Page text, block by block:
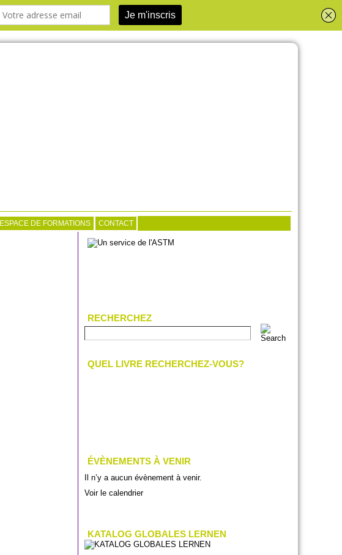
ESPACE DE FORMATIONS CONTACT
RECHERCHEZ
QUEL LIVRE RECHERCHEZ-VOUS?
ÉVÈNEMENTS À VENIR
Il n’y a aucun évènement à venir.
Voir le calendrier
KATALOG GLOBALES LERNEN